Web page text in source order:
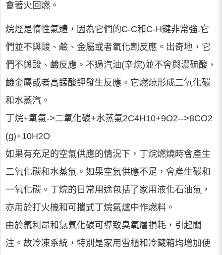
會著火回燃。
烷烴是惰性氣體，因為它們的C-C和C-H鍵非常強.它
們並不與酸、鹼、金屬或者氧化劑反應。出奇地，它
們不與酸、鹼反應。不過汽油(辛烷)並不會與濃硫酸、
鹼金屬或者高錳酸鉀發生反應。它燃燒形成二氧化碳
和水蒸汽。
丁烷+氧氣->二氧化碳+水蒸氣2C4H10+9O2-->8CO2
(g)+10H2O
如果有充足的空氣供應的情況下，丁烷燃燒時會產生
二氧化碳和水蒸氣。如果空氣供應不足，會產生碳和
一氧化碳。丁烷的日常用途包括了家用液化石油氣，
亦用於打火機和可攜式丁烷氣爐中作燃料。
由於氟利昂和氯氟化碳可導致臭氧層損耗，引起關
注。故冷凍系統，特別是家用雪櫃和冷藏箱均增加使